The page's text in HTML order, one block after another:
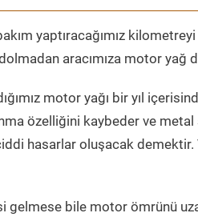
yaptıracağımız
aracımıza motor yağ
motor yağı bir yıl
özelliğini kaybeder ve metal
hasarlar oluşacak demektir.
gelmese bile motor ömrünü